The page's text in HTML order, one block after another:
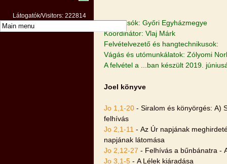
Felolvasók: Győri Egyházmegye
Koordinátor: Vlaj Márk
Felvételvezető és hangtechnikusok:
Vágás és utómunkálatok: Zólyomi
A felvétel a ...ban készült 2019.
Joel könyve
Jo 1,1-20 - Siralom és könyörgés: A)
felhívás
Jo 2,1-11 - Az Úr napjának
napjának látomása
Jo 2,12-27 - Felhívás a bűnbánatra -
Jo 3,1-5 - A Lélek kiáradása
Látogatók/Visitors: 222814